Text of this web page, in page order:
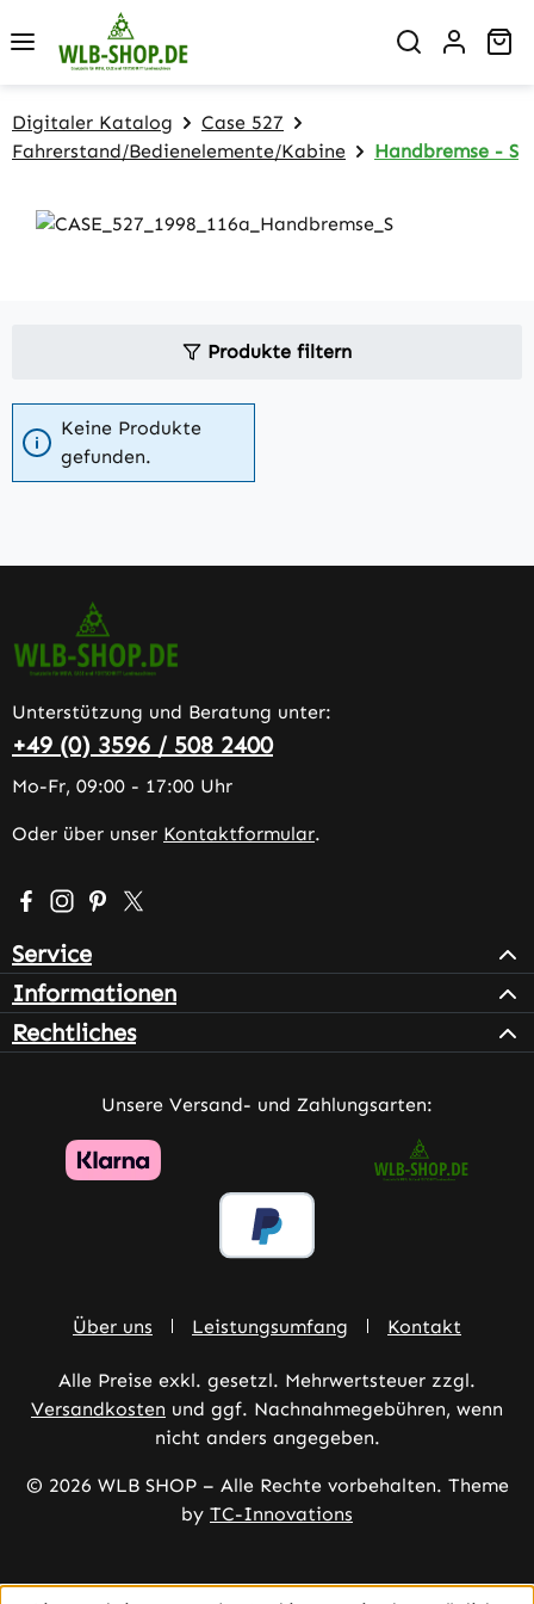
Zum Hauptinhalt springen
Digitaler Katalog
Case 527
Fahrerstand/Bedienelemente/Kabine
Handbremse - S
Produkte filtern
Keine Produkte
gefunden.
Unterstützung und Beratung unter:
+49 (0) 3596 / 508 2400
Mo-Fr, 09:00 - 17:00 Uhr
Oder über unser Kontaktformular.
Besuche uns auf Facebook – öffnet in neuem Tab
Schau auf Instagram vorbei – öffnet in neuem Tab
Lass dich auf Pinterest inspirieren – öffnet in
Folge uns auf X – öffnet in neuem Tab
Service
Informationen
Rechtliches
Unsere Versand- und Zahlungsarten:
Über uns Leistungsumfang Kontakt
Alle Preise exkl. gesetzl. Mehrwertsteuer zzgl.
Versandkosten und ggf. Nachnahmegebühren, wenn
nicht anders angegeben.
© 2026 WLB SHOP – Alle Rechte vorbehalten. Theme
by TC-Innovations